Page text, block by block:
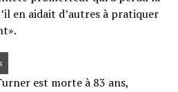
en aidait d’autres à pratiquer
est morte à 83 ans,